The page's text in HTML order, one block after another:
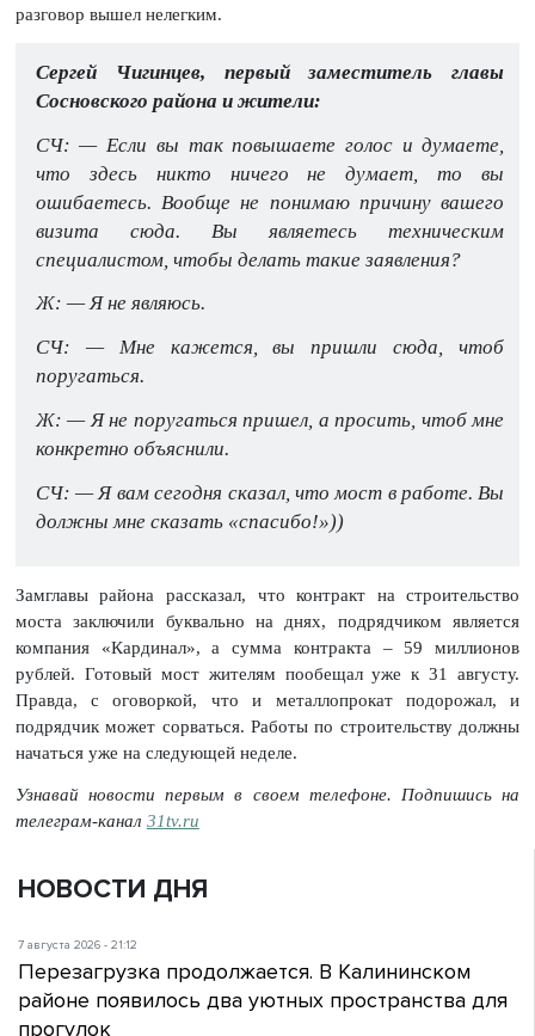
разговор вышел нелегким.
Сергей Чигинцев, первый заместитель главы
Сосновского района и жители:
СЧ: — Если вы так повышаете голос и думаете,
что здесь никто ничего не думает, то вы
ошибаетесь. Вообще не понимаю причину вашего
визита сюда. Вы являетесь техническим
специалистом, чтобы делать такие заявления?
Ж: — Я не являюсь.
СЧ: — Мне кажется, вы пришли сюда, чтоб
поругаться.
Ж: — Я не поругаться пришел, а просить, чтоб мне
конкретно объяснили.
СЧ: — Я вам сегодня сказал, что мост в работе. Вы
должны мне сказать «спасибо!»))
Замглавы района рассказал, что контракт на строительство
моста заключили буквально на днях, подрядчиком является
компания «Кардинал», а сумма контракта – 59 миллионов
рублей. Готовый мост жителям пообещал уже к 31 августу.
Правда, с оговоркой, что и металлопрокат подорожал, и
подрядчик может сорваться. Работы по строительству должны
начаться уже на следующей неделе.
Узнавай новости первым в своем телефоне. Подпишись на
телеграм-канал 31tv.ru
НОВОСТИ ДНЯ
7 августа 2026 - 21:12
Перезагрузка продолжается. В Калининском
районе появилось два уютных пространства для
прогулок